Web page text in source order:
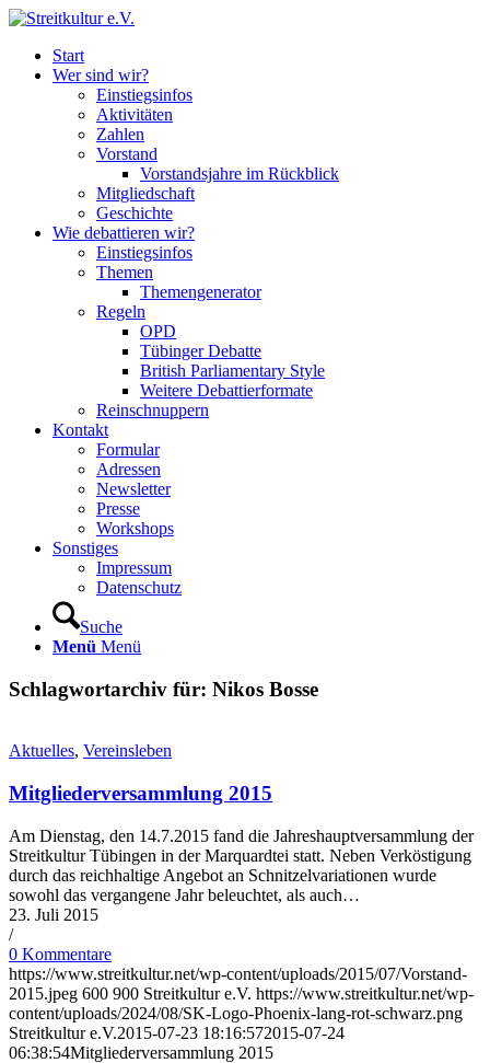
Start
Wer sind wir?
Einstiegsinfos
Aktivitäten
Zahlen
Vorstand
Vorstandsjahre im Rückblick
Mitgliedschaft
Geschichte
Wie debattieren wir?
Einstiegsinfos
Themen
Themengenerator
Regeln
OPD
Tübinger Debatte
British Parliamentary Style
Weitere Debattierformate
Reinschnuppern
Kontakt
Formular
Adressen
Newsletter
Presse
Workshops
Sonstiges
Impressum
Datenschutz
Suche
Menü Menü
Schlagwortarchiv für: Nikos Bosse
Aktuelles, Vereinsleben
Mitgliederversammlung 2015
Am Dienstag, den 14.7.2015 fand die Jahreshauptversammlung der
Streitkultur Tübingen in der Marquardtei statt. Neben Verköstigung
durch das reichhaltige Angebot an Schnitzelvariationen wurde
sowohl das vergangene Jahr beleuchtet, als auch…
23. Juli 2015
/
0 Kommentare
https://www.streitkultur.net/wp-content/uploads/2015/07/Vorstand-
2015.jpeg 600 900 Streitkultur e.V. https://www.streitkultur.net/wp-
content/uploads/2024/08/SK-Logo-Phoenix-lang-rot-schwarz.png
Streitkultur e.V.2015-07-23 18:16:572015-07-24
06:38:54Mitgliederversammlung 2015